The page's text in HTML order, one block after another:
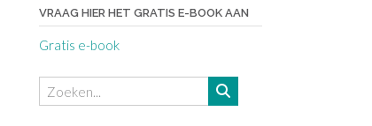
VRAAG HIER HET GRATIS E-BOOK AAN
Gratis e-book